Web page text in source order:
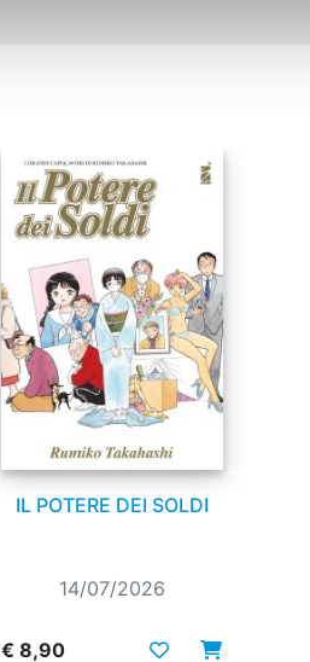
IL POTERE DEI SOLDI
14/07/2026
€ 8,90